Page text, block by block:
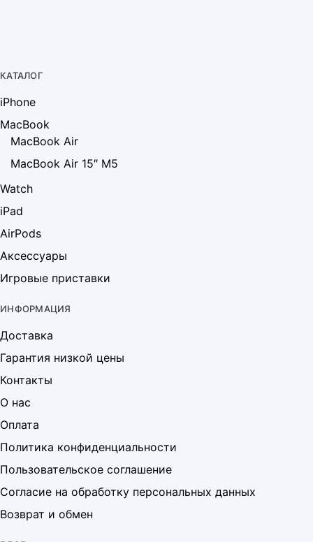
КАТАЛОГ
iPhone
MacBook
MacBook Air
MacBook Air 15″ M5
Watch
iPad
AirPods
Аксессуары
Игровые приставки
ИНФОРМАЦИЯ
Доставка
Гарантия низкой цены
Контакты
О нас
Оплата
Политика конфиденциальности
Пользовательское соглашение
Согласие на обработку персональных данных
Возврат и обмен